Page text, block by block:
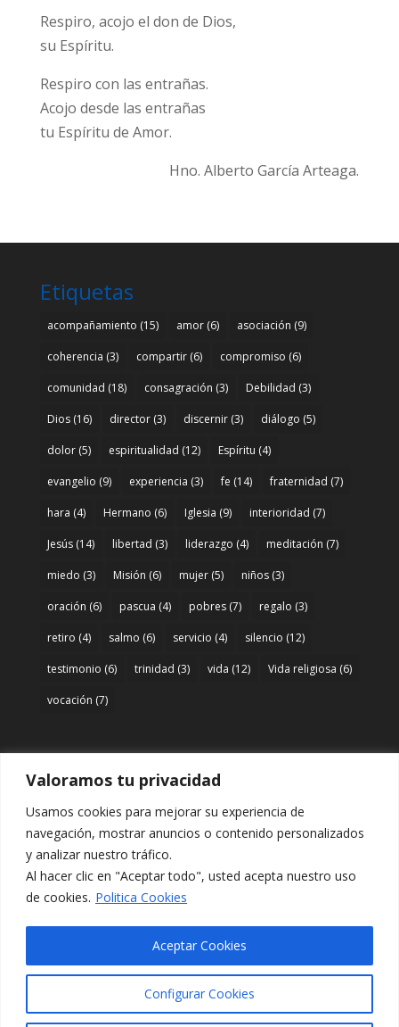
Valoramos tu privacidad
Usamos cookies para mejorar su experiencia de
navegación, mostrar anuncios o contenido personalizados
y analizar nuestro tráfico.
Al hacer clic en "Aceptar todo", usted acepta nuestro uso
de cookies. Politica Cookies
Configurar Cookies
Aceptar Cookies
Respiro, acojo el don de Dios,
su Espíritu.
Respiro con las entrañas.
Acojo desde las entrañas
tu Espíritu de Amor.
Hno. Alberto García Arteaga.
Etiquetas
acompañamiento (15) amor(6) asociación (9)
coherencia (3) compartir(6) compromiso (6)
comunidad (18) consagración (3) Debilidad (3)
Dios(16) director(3) discernir(3) diálogo (5)
dolor(5) espiritualidad (12) Espíritu (4)
evangelio (9) experiencia (3) fe (14) fraternidad (7)
hara (4) Hermano (6) Iglesia (9) interioridad (7)
Jesús(14) libertad (3) liderazgo (4) meditación (7)
miedo (3) Misión (6) mujer(5) niños(3)
oración (6) pascua (4) pobres(7) regalo (3)
retiro (4) salmo (6) servicio (4) silencio (12)
testimonio (6) trinidad (3) vida (12) Vida religiosa (6)
vocación (7)
Acceso
Entrar